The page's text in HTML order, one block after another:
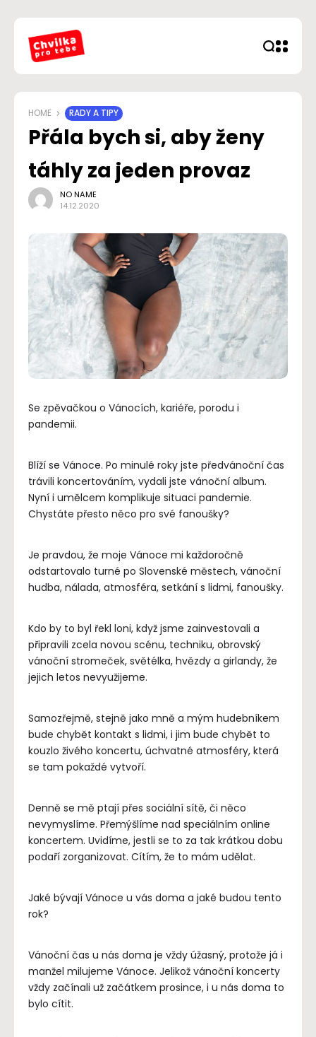
HOME RADY A TIPY
Přála bych si, aby ženy
táhly za jeden provaz
NO NAME
14.12.2020
Se zpěvačkou o Vánocích, kariéře, porodu i
pandemii.
Blíží se Vánoce. Po minulé roky jste předvánoční čas
trávili koncertováním, vydali jste vánoční album.
Nyní i umělcem komplikuje situaci pandemie.
Chystáte přesto něco pro své fanoušky?
Je pravdou, že moje Vánoce mi každoročně
odstartovalo turné po Slovenské městech, vánoční
hudba, nálada, atmosféra, setkání s lidmi, fanoušky.
Kdo by to byl řekl loni, když jsme zainvestovali a
připravili zcela novou scénu, techniku, obrovský
vánoční stromeček, světélka, hvězdy a girlandy, že
jejich letos nevyužijeme.
Samozřejmě, stejně jako mně a mým hudebníkem
bude chybět kontakt s lidmi, i jim bude chybět to
kouzlo živého koncertu, úchvatné atmosféry, která
se tam pokaždé vytvoří.
Denně se mě ptají přes sociální sítě, či něco
nevymyslíme. Přemýšlíme nad speciálním online
koncertem. Uvidíme, jestli se to za tak krátkou dobu
podaří zorganizovat. Cítím, že to mám udělat.
Jaké bývají Vánoce u vás doma a jaké budou tento
rok?
Vánoční čas u nás doma je vždy úžasný, protože já i
manžel milujeme Vánoce. Jelikož vánoční koncerty
vždy začínali už začátkem prosince, i u nás doma to
bylo cítit.